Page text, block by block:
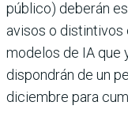
público) deberán
avisos o distintivos
modelos de IA que
dispondrán de un
diciembre para